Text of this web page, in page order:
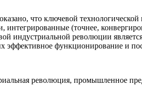
что ключевой
(точнее,
индустриальной революции
эффективное функционирование и
революция, промышленное